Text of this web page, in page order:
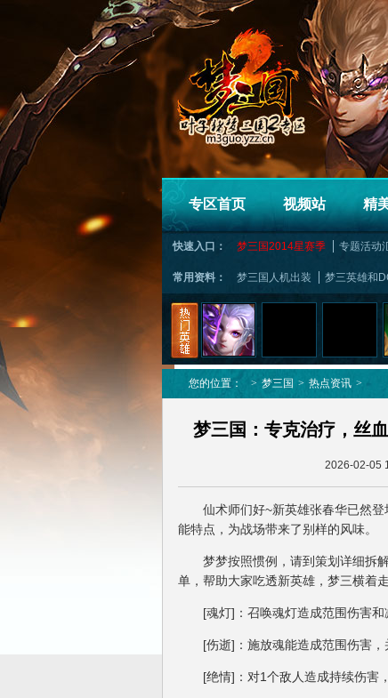
专区首页 视频站 精
快速入口： 梦三国2014星赛季 专题活动
常用资料： 梦三国人机出装 梦三英雄和
您的位置： > 梦三国 > 热点资讯 >
梦三国：专克治疗，丝
2026-02-05
仙术师们好~新英雄张春华已然登
能特点，为战场带来了别样的风味。
梦梦按照惯例，请到策划详细拆解
单，帮助大家吃透新英雄，梦三横着走
[魂灯]：召唤魂灯造成范围伤害和
[伤逝]：施放魂能造成范围伤害，
[绝情]：对1个敌人造成持续伤害，